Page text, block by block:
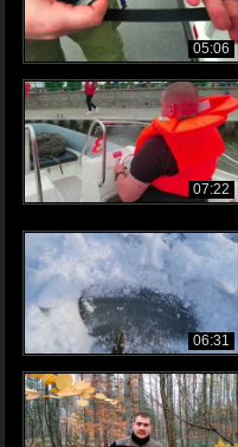
05:06
07:22
06:31